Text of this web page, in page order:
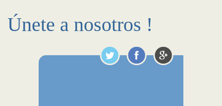
Únete a nosotros !